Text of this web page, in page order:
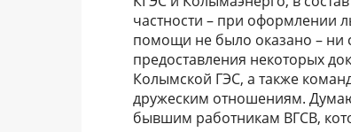
частности – при оформлении
помощи не было оказано – ни
предоставления некоторых
Колымской ГЭС, а также
дружеским отношениям.
бывшим работникам ВГСВ,